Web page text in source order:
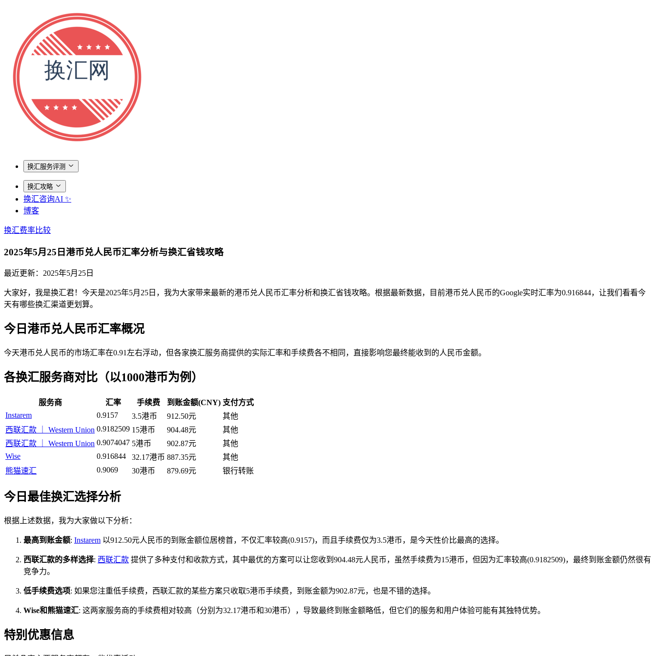
换汇服务评测
换汇攻略
换汇咨询AI ✨
博客
换汇费率比较
2025年5月25日港币兑人民币汇率分析与换汇省钱攻略
最近更新： 2025年5月25日
大家好，我是换汇君！今天是2025年5月25日，我为大家带来最新的港币兑人民币汇率分析和换汇省钱攻略。根据最新数据，目前港币兑人民币的Google实时汇率为0.916844，让我们看看今
天有哪些换汇渠道更划算。
今日港币兑人民币汇率概况
今天港币兑人民币的市场汇率在0.91左右浮动，但各家换汇服务商提供的实际汇率和手续费各不相同，直接影响您最终能收到的人民币金额。
各换汇服务商对比（以1000港币为例）
服务商 汇率 手续费 到账金额(CNY) 支付方式
Instarem
0.9157 3.5港币 912.50元
其他
西联汇款 ｜ Western Union 0.9182509 15港币 904.48元
其他
西联汇款 ｜ Western Union 0.9074047 5港币 902.87元
其他
Wise
0.916844 32.17港币 887.35元
其他
熊猫速汇
0.9069 30港币 879.69元 银行转账
今日最佳换汇选择分析
根据上述数据，我为大家做以下分析：
最高到账金额: Instarem 以912.50元人民币的到账金额位居榜首，不仅汇率较高(0.9157)，而且手续费仅为3.5港币，是今天性价比最高的选择。
西联汇款的多样选择: 西联汇款 提供了多种支付和收款方式，其中最优的方案可以让您收到904.48元人民币，虽然手续费为15港币，但因为汇率较高(0.9182509)，最终到账金额仍然很有
竞争力。
低手续费选项: 如果您注重低手续费，西联汇款的某些方案只收取5港币手续费，到账金额为902.87元，也是不错的选择。
Wise和熊猫速汇: 这两家服务商的手续费相对较高（分别为32.17港币和30港币），导致最终到账金额略低，但它们的服务和用户体验可能有其独特优势。
特别优惠信息